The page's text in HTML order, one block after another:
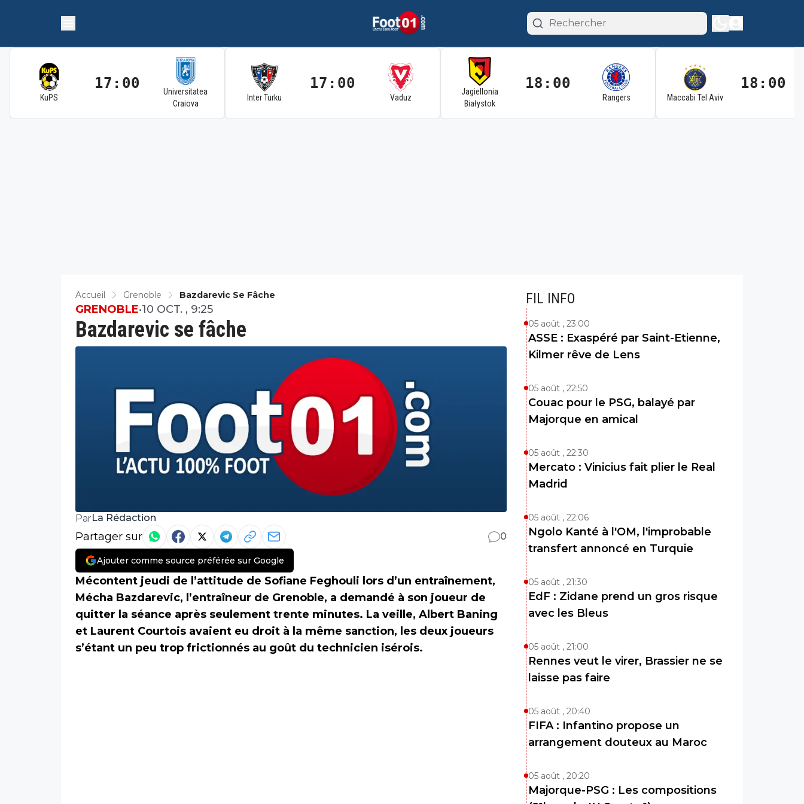
KuPS
17:00
Universitatea
Craiova
Inter Turku
17:00
Vaduz
Jagiellonia
Białystok
18:00
Rangers Maccabi Tel Aviv
18:00
Accueil Grenoble Bazdarevic Se Fâche
Bazdarevic se fâche
GRENOBLE•10 OCT. , 9:25
Par La Rédaction
Partager sur 0
Ajouter comme source préférée sur Google
Mécontent jeudi de l’attitude de Sofiane Feghouli lors d’un entraînement,
Mécha Bazdarevic, l’entraîneur de Grenoble, a demandé à son joueur de
quitter la séance après seulement trente minutes. La veille, Albert Baning
et Laurent Courtois avaient eu droit à la même sanction, les deux joueurs
s’étant un peu trop frictionnés au goût du technicien isérois.
FIL INFO
05 août , 23:00
ASSE : Exaspéré par Saint-Etienne,
Kilmer rêve de Lens
05 août , 22:50
Couac pour le PSG, balayé par
Majorque en amical
05 août , 22:30
Mercato : Vinicius fait plier le Real
Madrid
05 août , 22:06
Ngolo Kanté à l'OM, l'improbable
transfert annoncé en Turquie
05 août , 21:30
EdF : Zidane prend un gros risque
avec les Bleus
05 août , 21:00
Rennes veut le virer, Brassier ne se
laisse pas faire
05 août , 20:40
FIFA : Infantino propose un
arrangement douteux au Maroc
05 août , 20:20
Majorque-PSG : Les compositions